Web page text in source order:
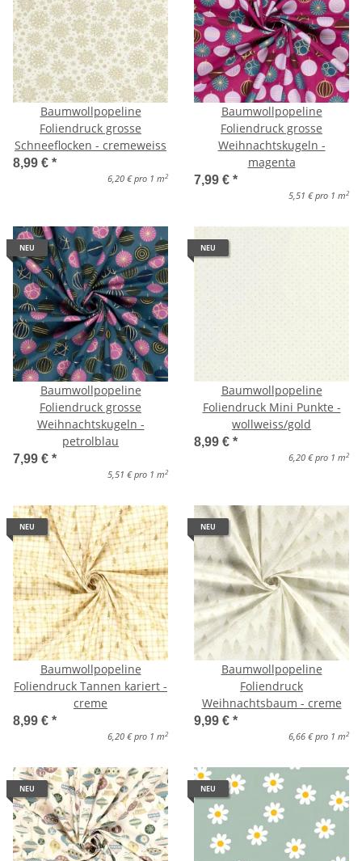
Baumwollpopeline
Foliendruck grosse
Schneeflocken - cremeweiss
8,99 € *
6,20 € pro 1 m 2
Baumwollpopeline
Foliendruck grosse
Weihnachtskugeln -
magenta
7,99 € *
5,51 € pro 1 m 2
NEU
Baumwollpopeline
Foliendruck grosse
Weihnachtskugeln -
petrolblau
7,99 € *
5,51 € pro 1 m 2
NEU
Baumwollpopeline
Foliendruck Mini Punkte -
wollweiss/gold
8,99 € *
6,20 € pro 1 m 2
NEU
Baumwollpopeline
Foliendruck Tannen kariert -
creme
8,99 € *
6,20 € pro 1 m 2
NEU
Baumwollpopeline
Foliendruck
Weihnachtsbaum - creme
9,99 € *
6,66 € pro 1 m 2
NEU NEU